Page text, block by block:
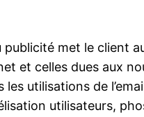
met le client
et celles dues aux
utilisations de
utilisateurs,